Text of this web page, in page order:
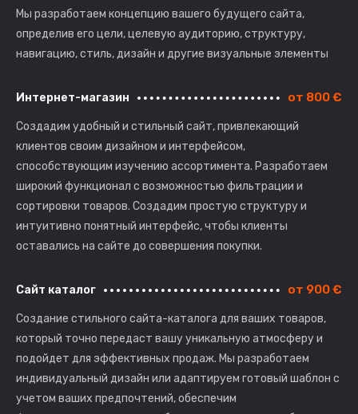
Мы разработаем концепцию вашего будущего сайта,
определив его цели, целевую аудиторию, структуру,
навигацию, стиль, дизайн и другие визуальные элементы
Интернет-магазин от 800 €
Создадим удобный и стильный сайт, привлекающий
клиентов своим дизайном и интерфейсом,
способствующим изучению ассортимента. Разработаем
широкий функционал с возможностью фильтрации и
сортировки товаров. Создадим простую структуру и
интуитивно понятный интерфейс, чтобы клиенты
оставались на сайте до совершения покупки.
Сайт каталог от 900 €
Создание стильного сайта-каталога для ваших товаров,
который точно передаст вашу уникальную атмосферу и
подойдет для эффективных продаж. Мы разработаем
индивидуальный дизайн или адаптируем готовый шаблон с
учетом ваших предпочтений, обеспечим